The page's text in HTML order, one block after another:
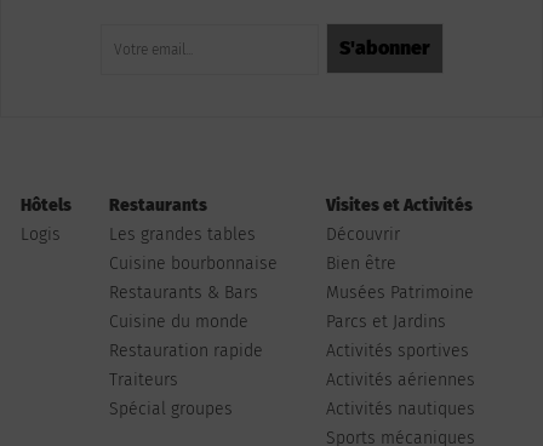
Hôtels
Logis
Restaurants
Les grandes tables
Cuisine bourbonnaise
Restaurants & Bars
Cuisine du monde
Restauration rapide
Traiteurs
Spécial groupes
Visites et Activités
Découvrir
Bien être
Musées Patrimoine
Parcs et Jardins
Activités sportives
Activités aériennes
Activités nautiques
Sports mécaniques